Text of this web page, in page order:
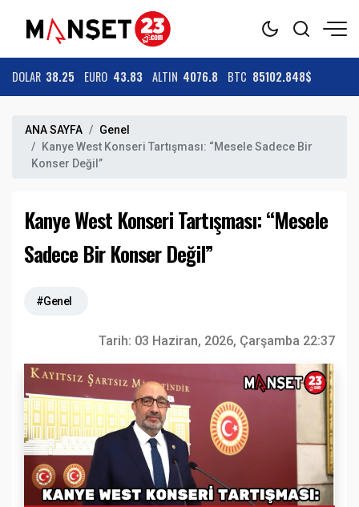
DOLAR 38.25 EURO 43.83 ALTIN 4076.8 BTC 85102.848$
ANA SAYFA
Genel
Kanye West Konseri Tartışması: “Mesele Sadece Bir
Konser Değil”
Kanye West Konseri Tartışması: “Mesele
Sadece Bir Konser Değil”
#Genel
Tarih: 03 Haziran, 2026, Çarşamba 22:37